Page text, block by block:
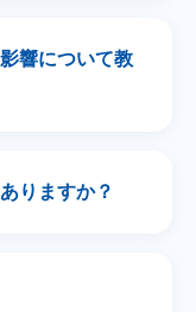
響について教
りますか？